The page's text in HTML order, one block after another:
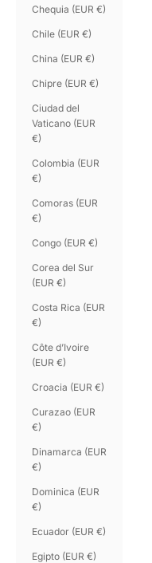
Chequia (EUR €)
Chile (EUR €)
China (EUR €)
Chipre (EUR €)
Ciudad del
Vaticano (EUR
€)
Colombia (EUR
€)
Comoras (EUR
€)
Congo (EUR €)
Corea del Sur
(EUR €)
Costa Rica (EUR
€)
Côte d’Ivoire
(EUR €)
Croacia (EUR €)
Curazao (EUR
€)
Dinamarca (EUR
€)
Dominica (EUR
€)
Ecuador (EUR €)
Egipto (EUR €)